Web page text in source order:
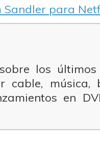
Sandler para
los
cable, música,
en